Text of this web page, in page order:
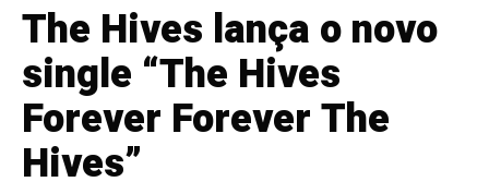
The Hives lança o novo
single “The Hives
Forever Forever The
Hives”